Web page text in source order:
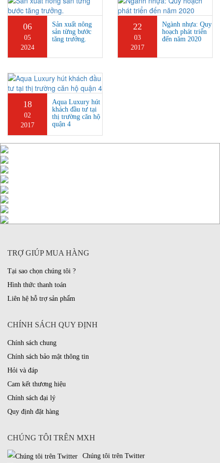
06
05
2024
Sản xuất nông
sản từng bước
tăng trưởng.
22
03
2017
Ngành nhựa: Quy
hoạch phát triển
đến năm 2020
18
02
2017
Aqua Luxury hút
khách đầu tư tại
thị trường căn hộ
quận 4
TRỢ GIÚP MUA HÀNG
Tại sao chọn chúng tôi ?
Hình thức thanh toán
Liên hệ hỗ trợ sản phẩm
CHÍNH SÁCH QUY ĐỊNH
Chính sách chung
Chính sách bảo mật thông tin
Hỏi và đáp
Cam kết thương hiệu
Chính sách đại lý
Quy định đặt hàng
CHÚNG TÔI TRÊN MXH
Chúng tôi trên Twitter